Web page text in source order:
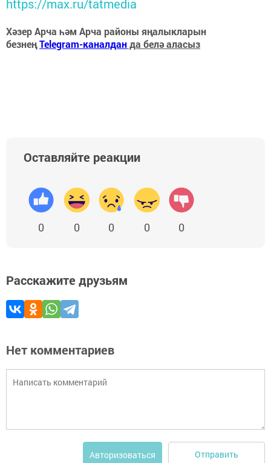
https://max.ru/tatmedia
Хәзер Арча һәм Арча районы яңалыкларын
безнеңTelegram-каналданда белә аласыз
Оставляйте реакции
0 0 0 0 0
Расскажите друзьям
Нет комментариев
Авторизоваться Отправить